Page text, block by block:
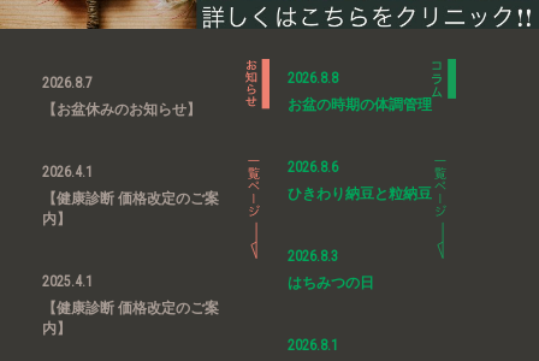
2026.8.7
【お盆休みのお知らせ】
2026.4.1
【健康診断 価格改定のご案
内】
2025.4.1
【健康診断 価格改定のご案
内】
2026.8.8
お盆の時期の体調管理
2026.8.6
ひきわり納豆と粒納豆
2026.8.3
はちみつの日
2026.8.1